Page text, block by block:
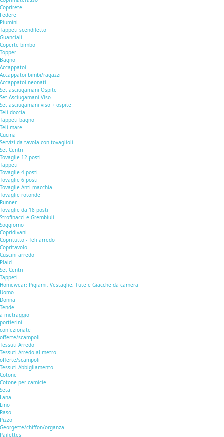
Coprirete
Federe
Piumini
Tappeti scendiletto
Guanciali
Coperte bimbo
Topper
Bagno
Accappatoi
Accappatoi bimbi/ragazzi
Accappatoi neonati
Set asciugamani Ospite
Set Asciugamani Viso
Set asciugamani viso + ospite
Teli doccia
Tappeti bagno
Teli mare
Cucina
Servizi da tavola con tovaglioli
Set Centri
Tovaglie 12 posti
Tappeti
Tovaglie 4 posti
Tovaglie 6 posti
Tovaglie Anti macchia
Tovaglie rotonde
Runner
Tovaglie da 18 posti
Strofinacci e Grembiuli
Soggiorno
Copridivani
Copritutto - Teli arredo
Copritavolo
Cuscini arredo
Plaid
Set Centri
Tappeti
Homewear: Pigiami, Vestaglie, Tute e Giacche da camera
Uomo
Donna
Tende
a metraggio
portierini
confezionate
offerte/scampoli
Tessuti Arredo
Tessuti Arredo al metro
offerte/scampoli
Tessuti Abbigliamento
Cotone
Cotone per camicie
Seta
Lana
Lino
Raso
Pizzo
Georgette/chiffon/organza
Pailettes